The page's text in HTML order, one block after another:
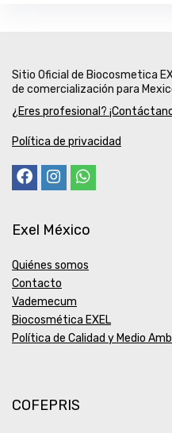
Sitio Oficial de Biocosmetica
de comercialización para
¿Eres profesional?
Política de privacidad
Exel México
Quiénes somos
Contacto
Vademecum
Biocosmética EXEL
Política de Calidad y Medio
COFEPRIS